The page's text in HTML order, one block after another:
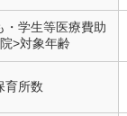
・学生等医療費助
>対象年齢
育所数